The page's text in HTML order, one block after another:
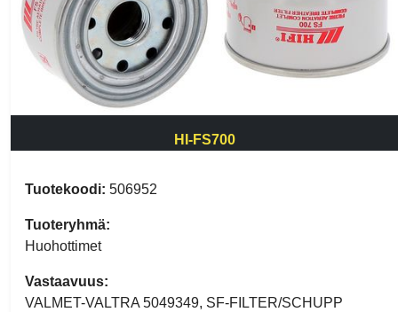
HI-FS700
Tuotekoodi: 506952
Tuoteryhmä:
Huohottimet
Vastaavuus:
VALMET-VALTRA 5049349, SF-FILTER/SCHUPP